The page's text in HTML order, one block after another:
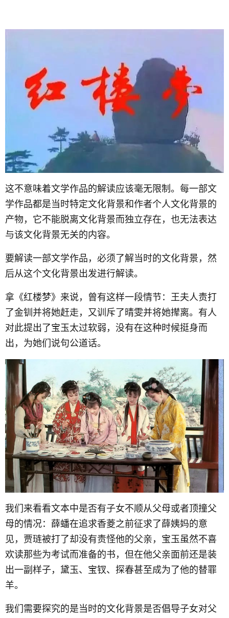
这不意味着文学作品的解读应该毫无限制。每一部文
学作品都是当时特定文化背景和作者个人文化背景的
产物，它不能脱离文化背景而独立存在，也无法表达
与该文化背景无关的内容。
要解读一部文学作品，必须了解当时的文化背景，然
后从这个文化背景出发进行解读。
拿《红楼梦》来说，曾有这样一段情节：王夫人责打
了金钏并将她赶走，又训斥了晴雯并将她撵离。有人
对此提出了宝玉太过软弱，没有在这种时候挺身而
出，为她们说句公道话。
我们来看看文本中是否有子女不顺从父母或者顶撞父
母的情况：薛蟠在追求香菱之前征求了薛姨妈的意
见，贾琏被打了却没有责怪他的父亲，宝玉虽然不喜
欢读那些为考试而准备的书，但在他父亲面前还是装
出一副样子，黛玉、宝钗、探春甚至成为了他的替罪
羊。
我们需要探究的是当时的文化背景是否倡导子女对父